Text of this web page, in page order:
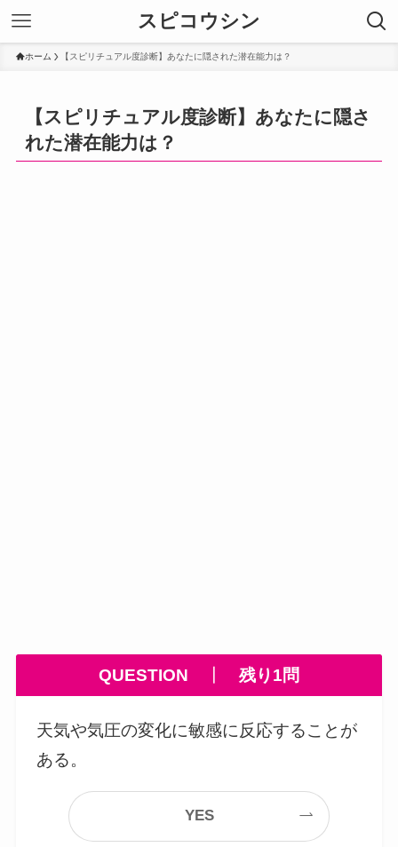
スピコウシン
ホーム 【スピリチュアル度診断】あなたに隠された潜在能力は？
【スピリチュアル度診断】あなたに隠さ
れた潜在能力は？
QUESTION 残り1問
天気や気圧の変化に敏感に反応することが
ある。
YES